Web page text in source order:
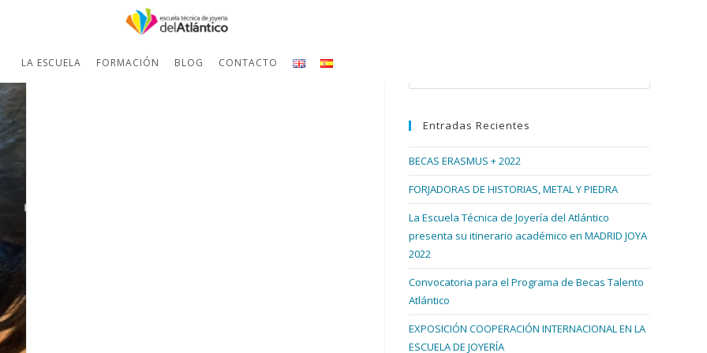
LA ESCUELA FORMACIÓN BLOG CONTACTO
Escape
Entradas Recientes
BECAS ERASMUS + 2022
FORJADORAS DE HISTORIAS, METAL Y PIEDRA
La Escuela Técnica de Joyería del Atlántico
presenta su itinerario académico en MADRID JOYA
2022
Convocatoria para el Programa de Becas Talento
Atlántico
EXPOSICIÓN COOPERACIÓN INTERNACIONAL EN LA
ESCUELA DE JOYERÍA